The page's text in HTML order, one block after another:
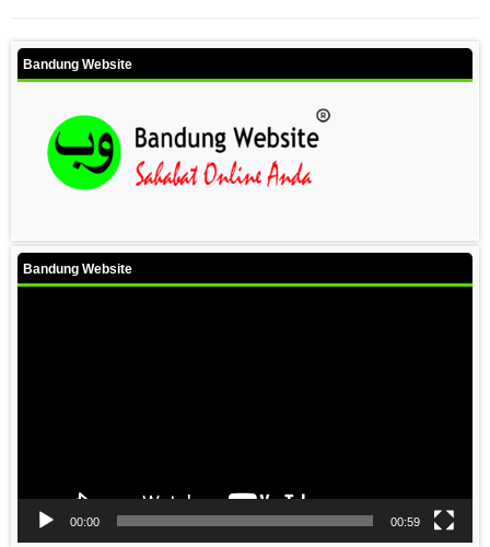
Bandung Website
Bandung Website
00:00 00:59